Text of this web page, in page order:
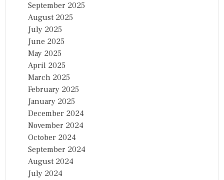
September 2025
August 2025
July 2025
June 2025
May 2025
April 2025
March 2025
February 2025
January 2025
December 2024
November 2024
October 2024
September 2024
August 2024
July 2024